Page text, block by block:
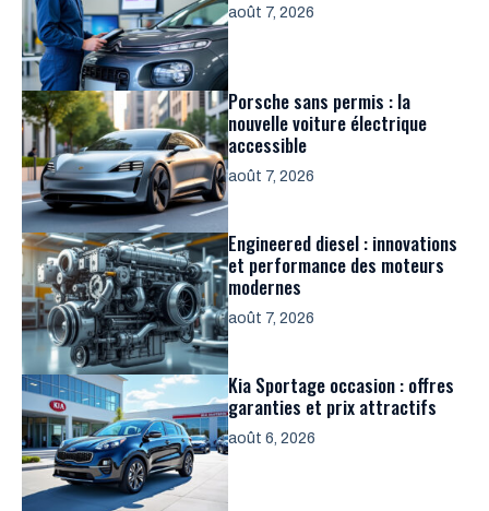
août 7, 2026
Porsche sans permis : la
nouvelle voiture électrique
accessible
août 7, 2026
Engineered diesel : innovations
et performance des moteurs
modernes
août 7, 2026
Kia Sportage occasion : offres
garanties et prix attractifs
août 6, 2026